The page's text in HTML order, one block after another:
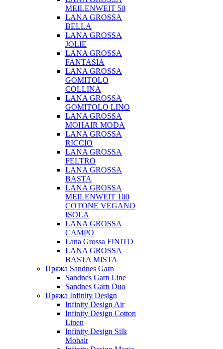
MEILENWEIT 50
LANA GROSSA
BELLA
LANA GROSSA
JOLIE
LANA GROSSA
FANTASIA
LANA GROSSA
GOMITOLO
COLLINA
LANA GROSSA
GOMITOLO LINO
LANA GROSSA
MOHAIR MODA
LANA GROSSA
RICCIO
LANA GROSSA
FELTRO
LANA GROSSA
BASTA
LANA GROSSA
MEILENWEIT 100
COTONE VEGANO
ISOLA
LANA GROSSA
CAMPO
Lana Grossa FINITO
LANA GROSSA
BASTA MISTA
Пряжа Sandnes Garn
Sandnes Garn Line
Sandnes Garn Duo
Пряжа Infinity Design
Infinity Design Air
Infinity Design Cotton
Linen
Infinity Design Silk
Mohair